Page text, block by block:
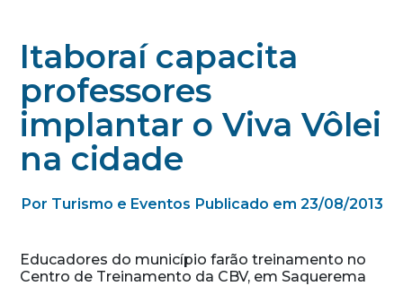
Itaboraí capacita
professores
implantar o Viva Vôlei
na cidade
Por Turismo e Eventos Publicado em 23/08/2013
Educadores do município farão treinamento no
Centro de Treinamento da CBV, em Saquerema